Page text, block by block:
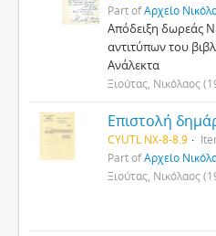
Part ofΑρχείο
Απόδειξη δωρεάς
αντιτύπων του
Ανάλεκτα
Ξιούτας, Νικόλαος
CYUTL NX-8-8.9
Part ofΑρχείο
Ξιούτας, Νικόλαος